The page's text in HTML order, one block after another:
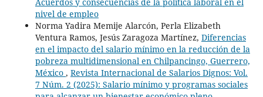
nivel de empleo
Norma Yadira Memije Alarcón, Perla Elizabeth
Ventura Ramos, Jesús Zaragoza Martínez, Diferencias
en el impacto del salario mínimo en la reducción de la
pobreza multidimensional en Chilpancingo, Guerrero,
México , Revista Internacional de Salarios Dignos: Vol.
7 Núm. 2 (2025): Salario mínimo y programas sociales